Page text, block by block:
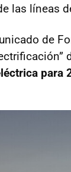
las líneas
de
para